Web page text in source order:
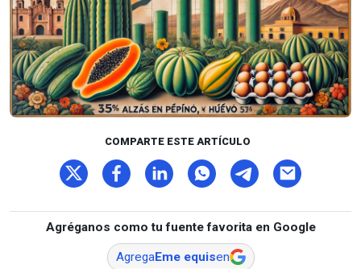
COMPARTE ESTE ARTÍCULO
Agréganos como tu fuente favorita en Google
AgregaEme equisen